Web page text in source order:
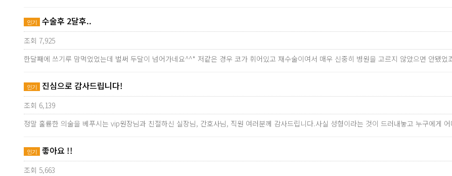
인기 수술후 2달후..
조회 7,925
한달째에 쓰기루 맘먹었었는데 벌써 두달이 넘어가네요^^* 저같은 경우 코가 휘어있고 재수술이여서 매우 신중히 병원을 고르지 않았으면 안됐
인기 진심으로 감사드립니다!
조회 6,139
정말 훌륭한 의술을 베푸시는 vip원장님과 친절하신 실장님, 간호사님, 직원 여러분께 감사드립니다.사실 성형이라는 것이 드러내놓고 누구에게
인기 좋아요 !!
조회 5,663